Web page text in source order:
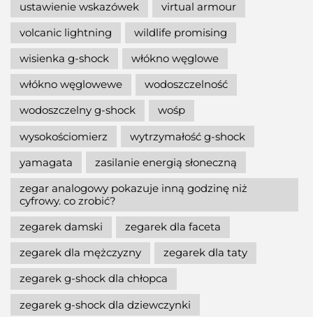
ustawienie wskazówek
virtual armour
volcanic lightning
wildlife promising
wisienka g-shock
włókno węglowe
włókno węglowewe
wodoszczelność
wodoszczelny g-shock
wośp
wysokościomierz
wytrzymałość g-shock
yamagata
zasilanie energią słoneczną
zegar analogowy pokazuje inną godzinę niż
cyfrowy. co zrobić?
zegarek damski
zegarek dla faceta
zegarek dla mężczyzny
zegarek dla taty
zegarek g-shock dla chłopca
zegarek g-shock dla dziewczynki